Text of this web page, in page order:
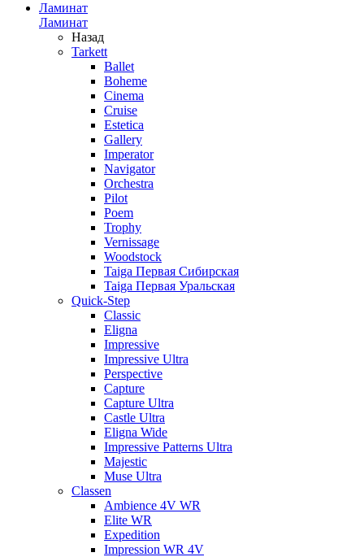
Ламинат
Ламинат
Назад
Tarkett
Ballet
Boheme
Cinema
Cruise
Estetica
Gallery
Imperator
Navigator
Orchestra
Pilot
Poem
Trophy
Vernissage
Woodstock
Taiga Первая Сибирская
Taiga Первая Уральская
Quick-Step
Classic
Eligna
Impressive
Impressive Ultra
Perspective
Capture
Capture Ultra
Castle Ultra
Eligna Wide
Impressive Patterns Ultra
Majestic
Muse Ultra
Classen
Ambience 4V WR
Elite WR
Expedition
Impression WR 4V